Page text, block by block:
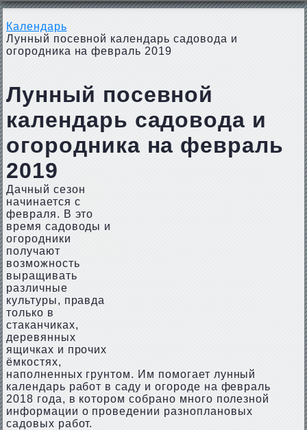
Календарь
Лунный посевной календарь садовода и
огородника на февраль 2019
Лунный посевной
календарь садовода и
огородника на февраль
2019
Дачный сезон
начинается с
февраля. В это
время садоводы и
огородники
получают
возможность
выращивать
различные
культуры, правда
только в
стаканчиках,
деревянных
ящичках и прочих
ёмкостях,
наполненных грунтом. Им помогает лунный
календарь работ в саду и огороде на февраль
2018 года, в котором собрано много полезной
информации о проведении разноплановых
садовых работ.